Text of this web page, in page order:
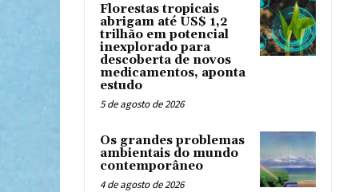
Florestas tropicais
abrigam até US$ 1,2
trilhão em potencial
inexplorado para
descoberta de novos
medicamentos, aponta
estudo
5 de agosto de 2026
Os grandes problemas
ambientais do mundo
contemporâneo
4 de agosto de 2026